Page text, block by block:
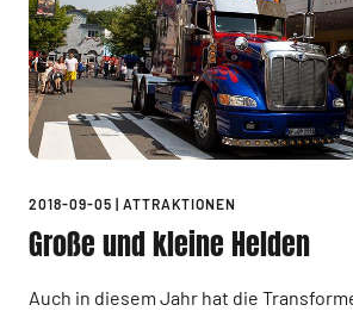
2018-09-05 ATTRAKTIONEN
Große und kleine Helden
Auch in diesem Jahr hat die